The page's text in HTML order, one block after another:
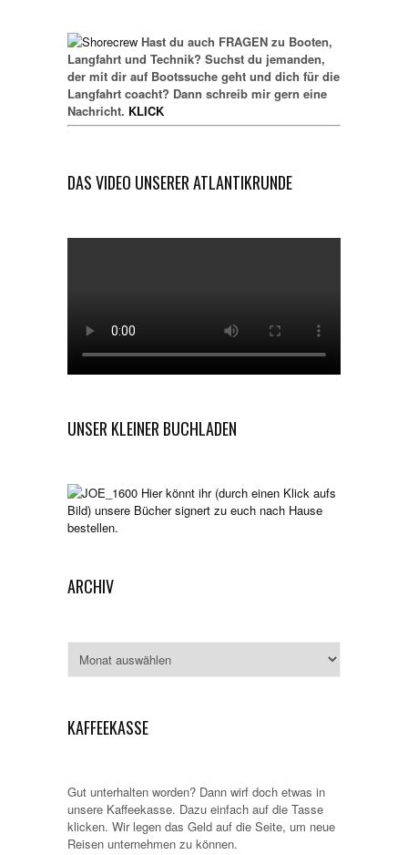
Hast du auch FRAGEN zu Booten,
Langfahrt und Technik? Suchst du jemanden,
der mit dir auf Bootssuche geht und dich für die
Langfahrt coacht? Dann schreib mir gern eine
Nachricht. KLICK
DAS VIDEO UNSERER ATLANTIKRUNDE
UNSER KLEINER BUCHLADEN
Hier könnt ihr (durch einen Klick aufs
Bild) unsere Bücher signert zu euch nach Hause
bestellen.
ARCHIV
KAFFEEKASSE
Gut unterhalten worden? Dann wirf doch etwas in
unsere Kaffeekasse. Dazu einfach auf die Tasse
klicken. Wir legen das Geld auf die Seite, um neue
Reisen unternehmen zu können.